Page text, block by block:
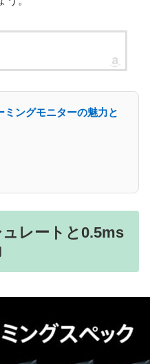
ングモニターの魅力と
レートと0.5ms